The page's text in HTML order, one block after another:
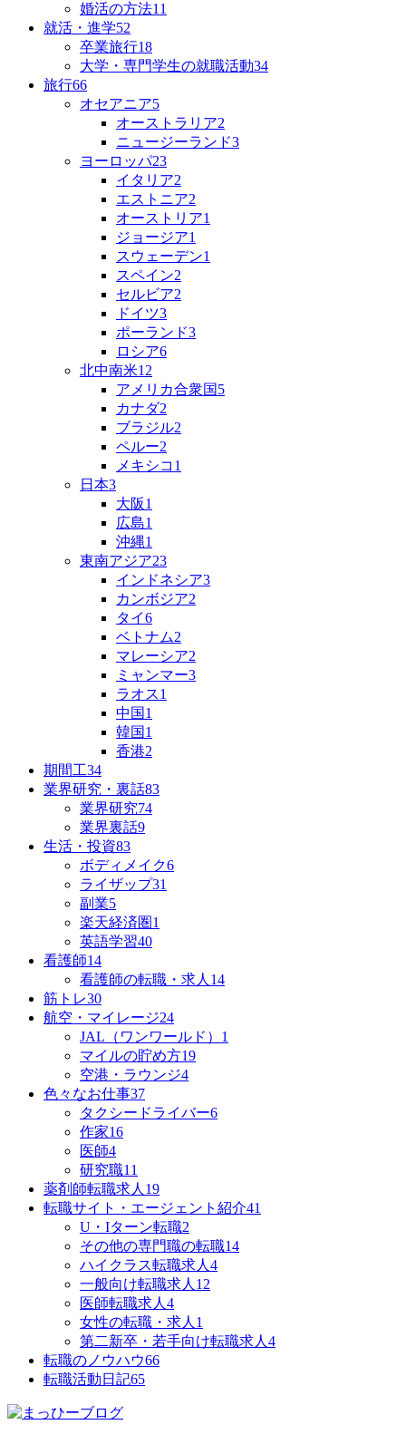
婚活の方法11
就活・進学52
卒業旅行18
大学・専門学生の就職活動34
旅行66
オセアニア5
オーストラリア2
ニュージーランド3
ヨーロッパ23
イタリア2
エストニア2
オーストリア1
ジョージア1
スウェーデン1
スペイン2
セルビア2
ドイツ3
ポーランド3
ロシア6
北中南米12
アメリカ合衆国5
カナダ2
ブラジル2
ペルー2
メキシコ 1
日本3
大阪1
広島1
沖縄1
東南アジア23
インドネシア3
カンボジア2
タイ6
ベトナム2
マレーシア2
ミャンマー3
ラオス1
中国1
韓国1
香港2
期間工34
業界研究・裏話83
業界研究74
業界裏話9
生活・投資83
ボディメイク6
ライザップ31
副業5
楽天経済圏 1
英語学習40
看護師14
看護師の転職・求人 14
筋トレ30
航空・マイレージ24
JAL（ワンワールド） 1
マイルの貯め方19
空港・ラウンジ4
色々なお仕事37
タクシードライバー6
作家16
医師4
研究職11
薬剤師転職求人 19
転職サイト・エージェント紹介41
U・Iターン転職2
その他の専門職の転職14
ハイクラス転職求人 4
一般向け転職求人 12
医師転職求人 4
女性の転職・求人 1
第二新卒・若手向け転職求人 4
転職のノウハウ66
転職活動日記65